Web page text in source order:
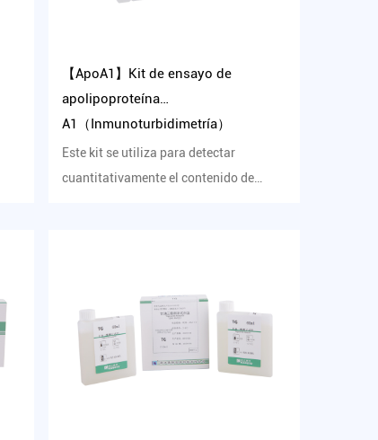
【ApoA1】Kit de ensayo de
apolipoproteína
A1（Inmunoturbidimetría）
Este kit se utiliza para detectar
cuantitativamente el contenido de